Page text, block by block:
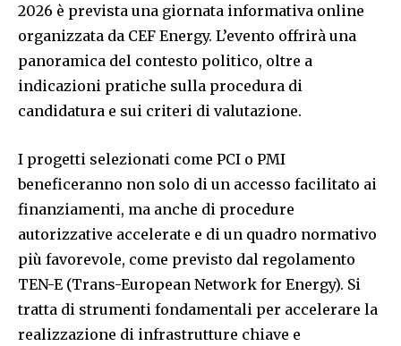
2026 è prevista una giornata informativa online
organizzata da CEF Energy. L’evento offrirà una
panoramica del contesto politico, oltre a
indicazioni pratiche sulla procedura di
candidatura e sui criteri di valutazione.
I progetti selezionati come PCI o PMI
beneficeranno non solo di un accesso facilitato ai
finanziamenti, ma anche di procedure
autorizzative accelerate e di un quadro normativo
più favorevole, come previsto dal regolamento
TEN-E (Trans-European Network for Energy). Si
tratta di strumenti fondamentali per accelerare la
realizzazione di infrastrutture chiave e